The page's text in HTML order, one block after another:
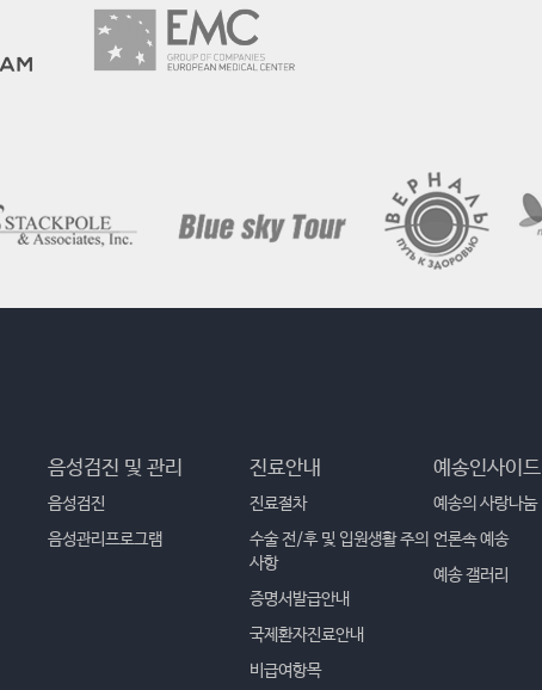
음성검진 및 관리
음성검진
음성관리프로그램
진료안내
진료절차
수술 전/후 및 입원생활 주의
사항
증명서발급안내
국제환자진료안내
비급여항목
예송인사이드
예송의 사랑나눔
언론속 예송
예송 갤러리